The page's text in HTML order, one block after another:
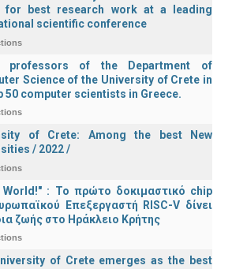
for best research work at a leading
scientific conference
professors of the Department of
Science of the University of Crete in
50 computer scientists in Greece.
of Crete: Among the best New
/ 2022 /
World!" : Το πρώτο δοκιμαστικό chip
Επεξεργαστή RISC-V δίνει
ζωής στο Ηράκλειο Κρήτης
of Crete emerges as the best